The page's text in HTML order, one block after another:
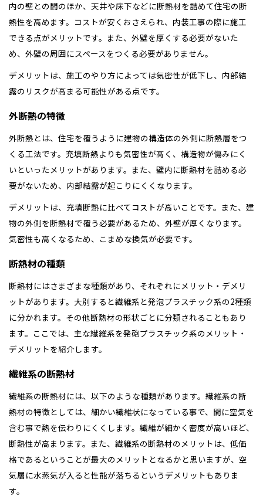
内の壁との間のほか、天井や床下などに断熱材を詰めて住宅の断
熱性を高めます。コストが安くおさえられ、内装工事の際に施工
できる点がメリットです。また、外壁を厚くする必要がないた
め、外壁の周囲にスペースをつくる必要がありません。
デメリットは、施工のやり方によっては気密性が低下し、内部結
露のリスクが高まる可能性がある点です。
外断熱の特徴
外断熱とは、住宅を覆うように建物の構造体の外側に断熱層をつ
くる工法です。充填断熱よりも気密性が高く、構造物が傷みにく
いといったメリットがあります。また、壁内に断熱材を詰める必
要がないため、内部結露が起こりにくくなります。
デメリットは、充填断熱に比べてコストが高いことです。また、建
物の外側を断熱材で覆う必要があるため、外壁が厚くなります。
気密性も高くなるため、こまめな換気が必要です。
断熱材の種類
断熱材にはさまざまな種類があり、それぞれにメリット・デメリ
ットがあります。大別すると繊維系と発泡プラスチック系の2種類
に分かれます。その他断熱材の形状ごとに分類されることもあり
ます。ここでは、主な繊維系を発砲プラスチック系のメリット・
デメリットを紹介します。
繊維系の断熱材
繊維系の断熱材には、以下のような種類があります。繊維系の断
熱材の特徴としては、細かい繊維状になっている事で、間に空気を
含む事で熱を伝わりにくくします。繊維が細かく密度が高いほど、
断熱性が高まります。また、繊維系の断熱材のメリットは、低価
格であるということが最大のメリットとなるかと思いますが、空
気層に水蒸気が入ると性能が落ちるというデメリットもありま
す。